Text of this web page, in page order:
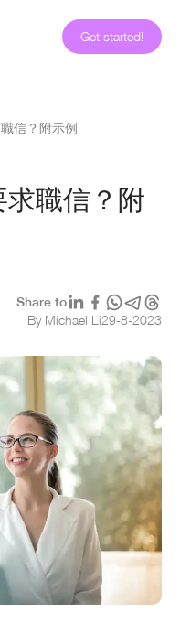
Get started!
信？附示例
職信？附
Share to
By Michael Li29-8-2023